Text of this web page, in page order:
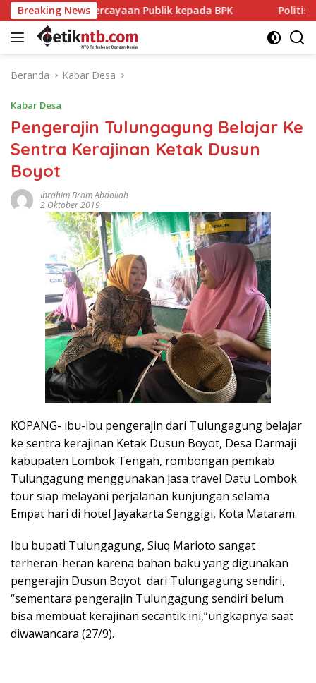
Langsung
ke
konten
Breaking News
Publik kepada BPK Politisi PDIP NTB Respons
Beranda Kabar Desa
Kabar Desa
Pengerajin Tulungagung Belajar Ke
Sentra Kerajinan Ketak Dusun
Boyot
Ibrahim Bram Abdollah
2 Oktober 2019
KOPANG- ibu-ibu pengerajin dari Tulungagung belajar
ke sentra kerajinan Ketak Dusun Boyot, Desa Darmaji
kabupaten Lombok Tengah, rombongan pemkab
Tulungagung menggunakan jasa travel Datu Lombok
tour siap melayani perjalanan kunjungan selama
Empat hari di hotel Jayakarta Senggigi, Kota Mataram.
Ibu bupati Tulungagung, Siuq Marioto sangat
terheran-heran karena bahan baku yang digunakan
pengerajin Dusun Boyot dari Tulungagung sendiri,
“sementara pengerajin Tulungagung sendiri belum
bisa membuat kerajinan secantik ini,”ungkapnya saat
diwawancara (27/9).